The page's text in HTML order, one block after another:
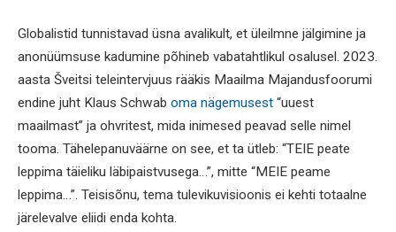
Globalistid tunnistavad üsna avalikult, et üleilmne jälgimine ja
anonüümsuse kadumine põhineb vabatahtlikul osalusel. 2023.
aasta Šveitsi teleintervjuus rääkis Maailma Majandusfoorumi
endine juht Klaus Schwab oma nägemusest “uuest
maailmast” ja ohvritest, mida inimesed peavad selle nimel
tooma. Tähelepanuväärne on see, et ta ütleb: “TEIE peate
leppima täieliku läbipaistvusega…”, mitte “MEIE peame
leppima…”. Teisisõnu, tema tulevikuvisioonis ei kehti totaalne
järelevalve eliidi enda kohta.